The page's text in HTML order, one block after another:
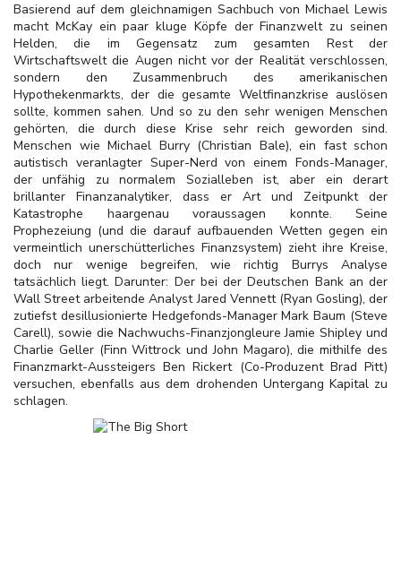
Basierend auf dem gleichnamigen Sachbuch von Michael Lewis
macht McKay ein paar kluge Köpfe der Finanzwelt zu seinen
Helden, die im Gegensatz zum gesamten Rest der
Wirtschaftswelt die Augen nicht vor der Realität verschlossen,
sondern den Zusammenbruch des amerikanischen
Hypothekenmarkts, der die gesamte Weltfinanzkrise auslösen
sollte, kommen sahen. Und so zu den sehr wenigen Menschen
gehörten, die durch diese Krise sehr reich geworden sind.
Menschen wie Michael Burry (Christian Bale), ein fast schon
autistisch veranlagter Super-Nerd von einem Fonds-Manager,
der unfähig zu normalem Sozialleben ist, aber ein derart
brillanter Finanzanalytiker, dass er Art und Zeitpunkt der
Katastrophe haargenau voraussagen konnte. Seine
Prophezeiung (und die darauf aufbauenden Wetten gegen ein
vermeintlich unerschütterliches Finanzsystem) zieht ihre Kreise,
doch nur wenige begreifen, wie richtig Burrys Analyse
tatsächlich liegt. Darunter: Der bei der Deutschen Bank an der
Wall Street arbeitende Analyst Jared Vennett (Ryan Gosling), der
zutiefst desillusionierte Hedgefonds-Manager Mark Baum (Steve
Carell), sowie die Nachwuchs-Finanzjongleure Jamie Shipley und
Charlie Geller (Finn Wittrock und John Magaro), die mithilfe des
Finanzmarkt-Aussteigers Ben Rickert (Co-Produzent Brad Pitt)
versuchen, ebenfalls aus dem drohenden Untergang Kapital zu
schlagen.